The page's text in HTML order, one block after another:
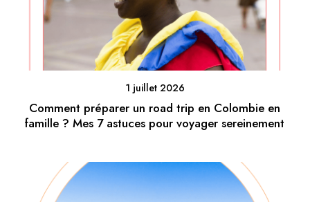
1 juillet 2026
Comment préparer un road trip en Colombie en
famille ? Mes 7 astuces pour voyager sereinement